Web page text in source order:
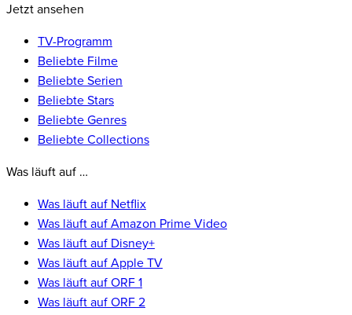
Jetzt ansehen
TV-Programm
Beliebte Filme
Beliebte Serien
Beliebte Stars
Beliebte Genres
Beliebte Collections
Was läuft auf …
Was läuft auf Netflix
Was läuft auf Amazon Prime Video
Was läuft auf Disney+
Was läuft auf Apple TV
Was läuft auf ORF 1
Was läuft auf ORF 2